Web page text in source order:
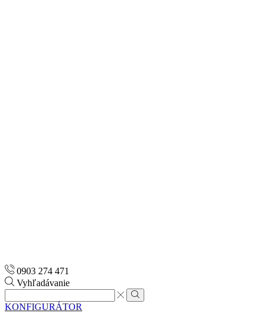
0903 274 471
Vyhľadávanie
Search
input
Search
KONFIGURÁTOR